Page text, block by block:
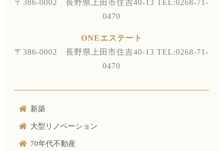
〒386-0002 長野県上田市住吉40-13 TEL:0268-71-
0470
ONEエステート
〒386-0002 長野県上田市住吉40-13 TEL:0268-71-
0470
新築
大型リノベーション
70年代不動産